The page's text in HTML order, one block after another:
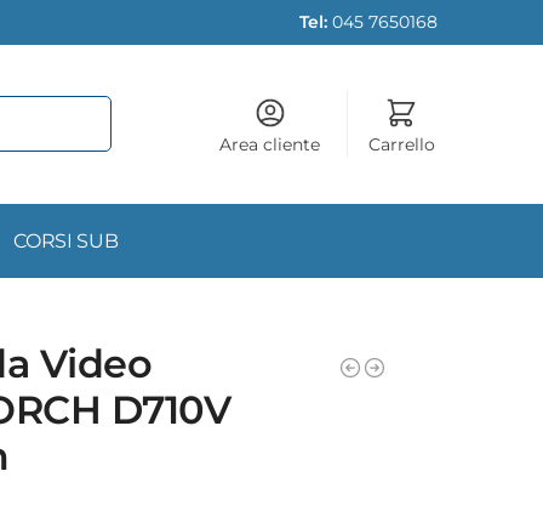
Tel: 045 7650168
Area cliente Carrello
CORSI SUB
Video
D710V